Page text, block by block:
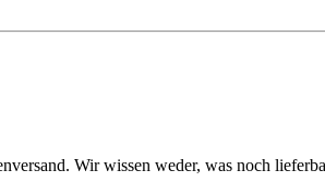
Wir wissen weder, was noch